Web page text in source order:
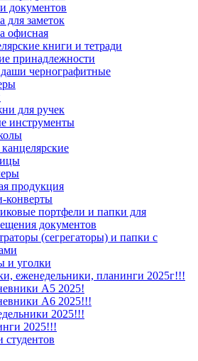
документов
для заметок
офисная
книги и тетради
принадлежности
чернографитные
для ручек
инструменты
продукция
конверты
портфели и папки для
документов
(сегрегаторы) и папки с
и уголки
еженедельники, планинги 2025г!!!
А5 2025!
А6 2025!!!
2025!!!
2025!!!